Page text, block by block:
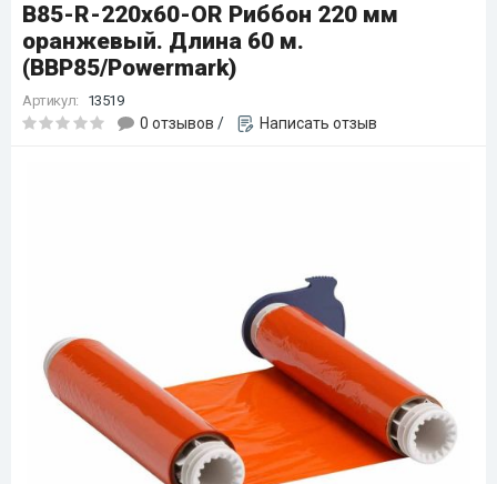
B85-R-220x60-OR Риббон 220 мм
оранжевый. Длина 60 м.
(BBP85/Powermark)
Артикул: 13519
0 отзывов / Написать отзыв